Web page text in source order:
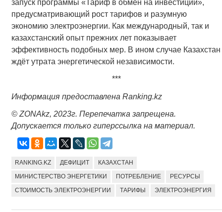
запуск программы «Тариф в обмен на инвестиции»,
предусматривающий рост тарифов и разумную
экономию электроэнергии. Как международный, так и
казахстанский опыт прежних лет показывает
эффективность подобных мер. В ином случае Казахстан
ждёт утрата энергетической независимости.
***
Информация предоставлена Ranking.kz
© ZONAkz, 2023г. Перепечатка запрещена.
Допускается только гиперссылка на материал.
RANKING.KZ ДЕФИЦИТ КАЗАХСТАН
МИНИСТЕРСТВО ЭНЕРГЕТИКИ ПОТРЕБЛЕНИЕ РЕСУРСЫ
СТОИМОСТЬ ЭЛЕКТРОЭНЕРГИИ ТАРИФЫ ЭЛЕКТРОЭНЕРГИЯ